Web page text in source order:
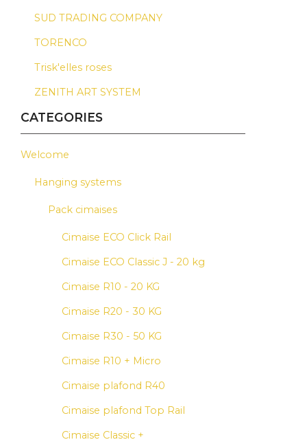
SUD TRADING COMPANY
TORENCO
Trisk'elles roses
ZENITH ART SYSTEM
CATEGORIES
Welcome
Hanging systems
Pack cimaises
Cimaise ECO Click Rail
Cimaise ECO Classic J - 20 kg
Cimaise R10 - 20 KG
Cimaise R20 - 30 KG
Cimaise R30 - 50 KG
Cimaise R10 + Micro
Cimaise plafond R40
Cimaise plafond Top Rail
Cimaise Classic +